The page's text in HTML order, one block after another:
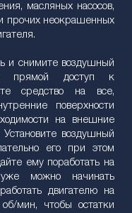
масляных насосов,
прочих неокрашенных
и снимите воздушный
прямой доступ к
средство на все,
поверхности
на внешние
воздушный
его при этом
ему поработать на
можно начинать
двигателю на
мин, чтобы остатки